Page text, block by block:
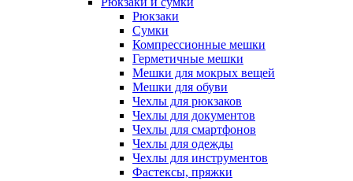
Рюкзаки
Сумки
Компрессионные мешки
Герметичные мешки
Мешки для мокрых вещей
Мешки для обуви
Чехлы для рюкзаков
Чехлы для документов
Чехлы для смартфонов
Чехлы для одежды
Чехлы для инструментов
Фастексы, пряжки